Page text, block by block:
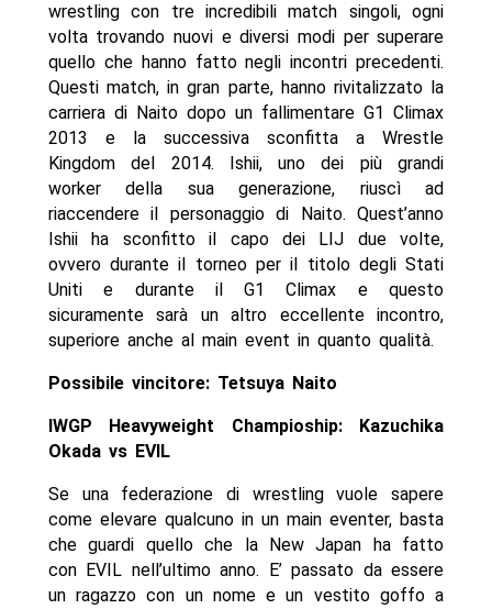
wrestling con tre incredibili match singoli, ogni
volta trovando nuovi e diversi modi per superare
quello che hanno fatto negli incontri precedenti.
Questi match, in gran parte, hanno rivitalizzato la
carriera di Naito dopo un fallimentare G1 Climax
2013 e la successiva sconfitta a Wrestle
Kingdom del 2014. Ishii, uno dei più grandi
worker della sua generazione, riuscì ad
riaccendere il personaggio di Naito. Quest’anno
Ishii ha sconfitto il capo dei LIJ due volte,
ovvero durante il torneo per il titolo degli Stati
Uniti e durante il G1 Climax e questo
sicuramente sarà un altro eccellente incontro,
superiore anche al main event in quanto qualità.
Possibile vincitore: Tetsuya Naito
IWGP Heavyweight Champioship: Kazuchika
Okada vs EVIL
Se una federazione di wrestling vuole sapere
come elevare qualcuno in un main eventer, basta
che guardi quello che la New Japan ha fatto
con EVIL nell’ultimo anno. E’ passato da essere
un ragazzo con un nome e un vestito goffo a